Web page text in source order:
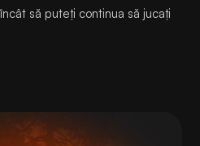
să puteți continua să jucați